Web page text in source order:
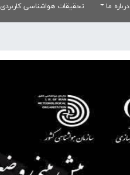
درباره ما تحقیقات هواشناسی کاربردی